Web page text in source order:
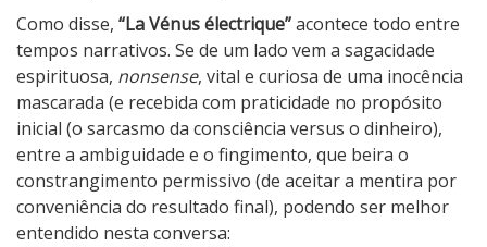
Como disse, “La Vénus électrique”acontece todo entre
tempos narrativos. Se de um lado vem a sagacidade
espirituosa, nonsense, vital e curiosa de uma inocência
mascarada (e recebida com praticidade no propósito
inicial (o sarcasmo da consciência versus o dinheiro),
entre a ambiguidade e o fingimento, que beira o
constrangimento permissivo (de aceitar a mentira por
conveniência do resultado final), podendo ser melhor
entendido nesta conversa: